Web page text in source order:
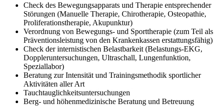
Check des Bewegungsapparats und Therapie entsprechender
Störungen (Manuelle Therapie, Chirotherapie, Osteopathie,
Proliferationstherapie, Akupunktur)
Verordnung von Bewegungs- und Sporttherapie (zum Teil als
Präventionsleistung von den Krankenkassen erstattungsfähig)
Check der internistischen Belastbarkeit (Belastungs-EKG,
Doppleruntersuchungen, Ultraschall, Lungenfunktion,
Speziallabor)
Beratung zur Intensität und Trainingsmethodik sportlicher
Aktivitäten aller Art
Tauchtauglichkeitsuntersuchungen
Berg- und höhenmedizinische Beratung und Betreuung